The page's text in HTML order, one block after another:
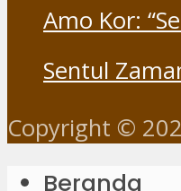
Amo Kor:
Sentul
Copyright ©
Beranda